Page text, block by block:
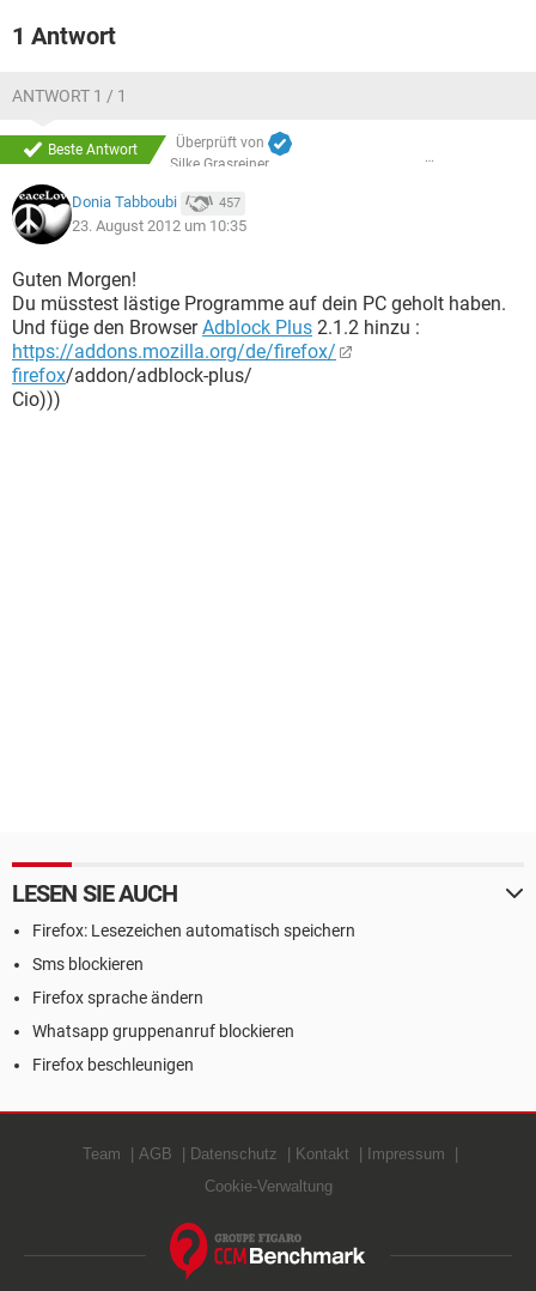
1 Antwort
ANTWORT 1 / 1
Beste Antwort
Überprüft von
Silke Grasreiner
Donia Tabboubi 457
23. August 2012 um 10:35
Guten Morgen!
Du müsstest lästige Programme auf dein PC geholt haben.
Und füge den BrowserAdblock Plus 2.1.2 hinzu :
https://addons.mozilla.org/de/firefox/
firefox/addon/adblock-plus/
Cio)))
LESEN SIE AUCH
Firefox: Lesezeichen automatisch speichern
Sms blockieren
Firefox sprache ändern
Whatsapp gruppenanruf blockieren
Firefox beschleunigen
Team AGB Datenschutz Kontakt
Impressum
Cookie-Verwaltung